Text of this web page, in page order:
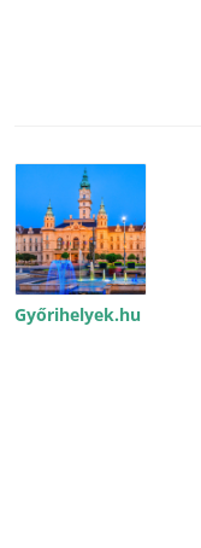
Győrihelyek.hu